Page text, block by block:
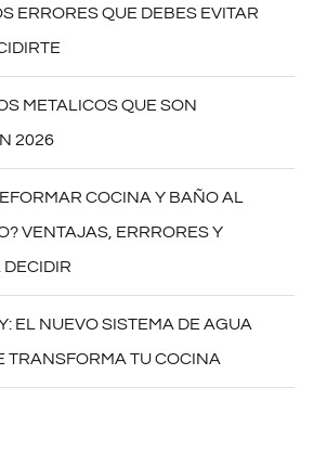
ERRORES QUE DEBES EVITAR
METALICOS QUE SON
2026
COCINA Y BAÑO AL
VENTAJAS, ERRRORES Y
EL NUEVO SISTEMA DE AGUA
TRANSFORMA TU COCINA